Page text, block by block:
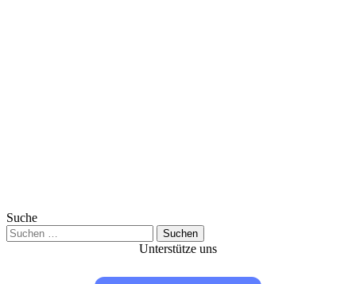
Suche
Suchen
nach:
Unterstütze uns